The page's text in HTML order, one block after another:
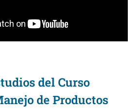
del Curso
de Productos